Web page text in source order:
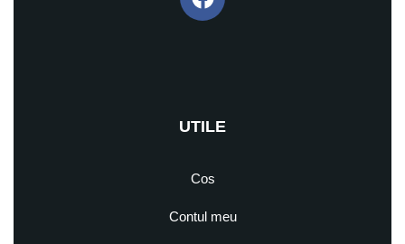
UTILE
Cos
Contul meu